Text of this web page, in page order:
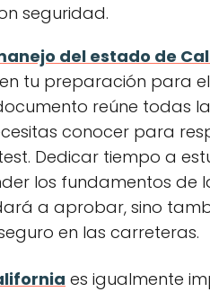
seguridad.
del estado de
tu preparación para
reúne todas
conocer para
Dedicar tiempo a
los fundamentos de
a aprobar, sino
en las carreteras.
es igualmente